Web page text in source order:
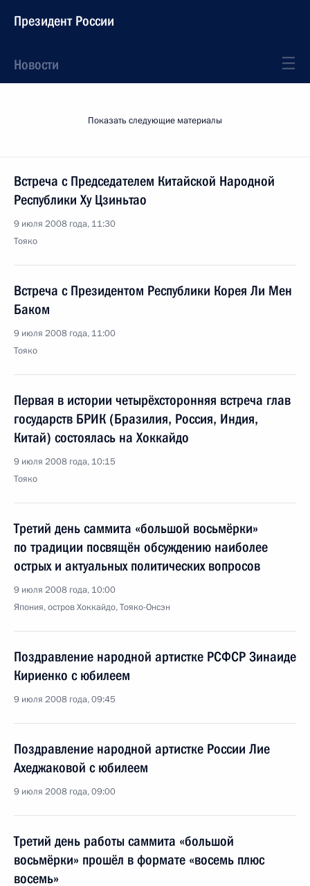
Президент России
Новости
Показать следующие материалы
Встреча с Председателем Китайской Народной
Республики Ху Цзиньтао
9 июля 2008 года, 11:30
Тояко
Встреча с Президентом Республики Корея Ли Мен
Баком
9 июля 2008 года, 11:00
Тояко
Первая в истории четырёхсторонняя встреча глав
государств БРИК (Бразилия, Россия, Индия,
Китай) состоялась на Хоккайдо
9 июля 2008 года, 10:15
Тояко
Третий день саммита «большой восьмёрки»
по традиции посвящён обсуждению наиболее
острых и актуальных политических вопросов
9 июля 2008 года, 10:00
Япония, остров Хоккайдо, Тояко-Онсэн
Поздравление народной артистке РСФСР Зинаиде
Кириенко с юбилеем
9 июля 2008 года, 09:45
Поздравление народной артистке России Лие
Ахеджаковой с юбилеем
9 июля 2008 года, 09:00
Третий день работы саммита «большой
восьмёрки» прошёл в формате «восемь плюс
восемь»